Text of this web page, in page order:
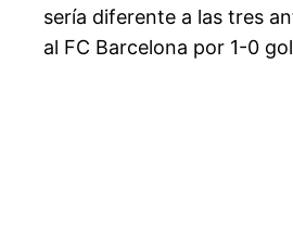
sería diferente a las tres
al FC Barcelona por 1-0